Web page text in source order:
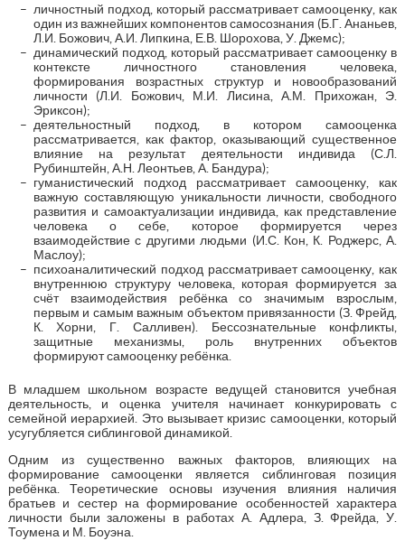
личностный подход, который рассматривает самооценку, как
один из важнейших компонентов самосознания (Б.Г. Ананьев,
Л.И. Божович, А.И. Липкина, Е.В. Шорохова, У. Джемс);
динамический подход, который рассматривает самооценку в
контексте личностного становления человека,
формирования возрастных структур и новообразований
личности (Л.И. Божович, М.И. Лисина, А.М. Прихожан, Э.
Эриксон);
деятельностный подход, в котором самооценка
рассматривается, как фактор, оказывающий существенное
влияние на результат деятельности индивида (С.Л.
Рубинштейн, А.Н. Леонтьев, А. Бандура);
гуманистический подход рассматривает самооценку, как
важную составляющую уникальности личности, свободного
развития и самоактуализации индивида, как представление
человека о себе, которое формируется через
взаимодействие с другими людьми (И.С. Кон, К. Роджерс, А.
Маслоу);
психоаналитический подход рассматривает самооценку, как
внутреннюю структуру человека, которая формируется за
счёт взаимодействия ребёнка со значимым взрослым,
первым и самым важным объектом привязанности (З. Фрейд,
К. Хорни, Г. Салливен). Бессознательные конфликты,
защитные механизмы, роль внутренних объектов
формируют самооценку ребёнка.
В младшем школьном возрасте ведущей становится учебная
деятельность, и оценка учителя начинает конкурировать с
семейной иерархией. Это вызывает кризис самооценки, который
усугубляется сиблинговой динамикой.
Одним из существенно важных факторов, влияющих на
формирование самооценки является сиблинговая позиция
ребёнка. Теоретические основы изучения влияния наличия
братьев и сестер на формирование особенностей характера
личности были заложены в работах А. Адлера, З. Фрейда, У.
Тоумена и М. Боуэна.